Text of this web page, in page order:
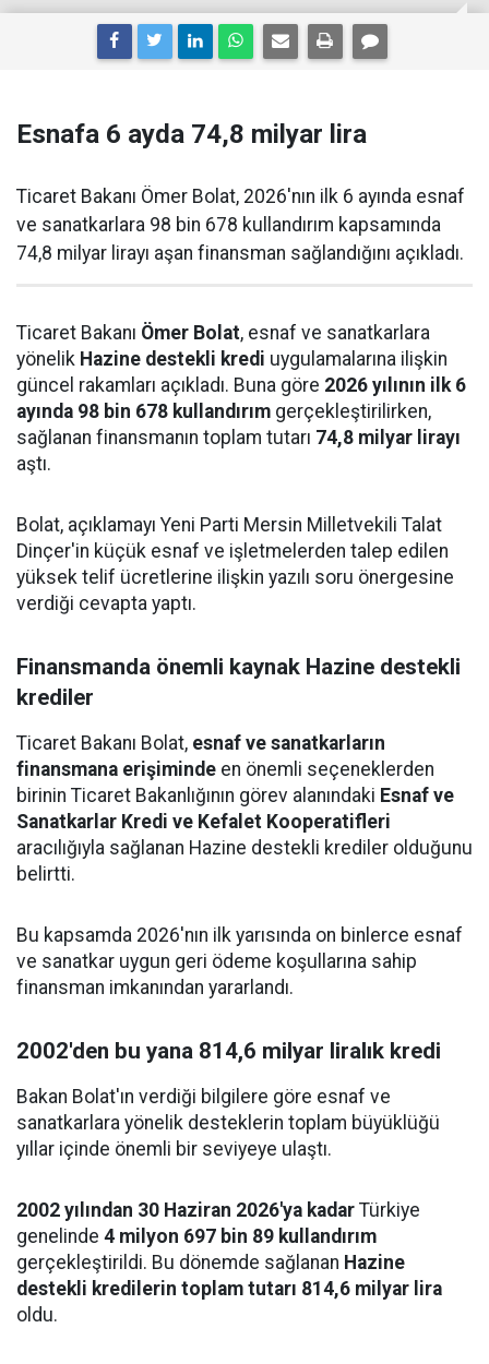
Esnafa 6 ayda 74,8 milyar lira
Ticaret Bakanı Ömer Bolat, 2026'nın ilk 6 ayında esnaf
ve sanatkarlara 98 bin 678 kullandırım kapsamında
74,8 milyar lirayı aşan finansman sağlandığını açıkladı.
Ticaret Bakanı Ömer Bolat, esnaf ve sanatkarlara
yönelik Hazine destekli kredi uygulamalarına ilişkin
güncel rakamları açıkladı. Buna göre 2026 yılının ilk 6
ayında 98 bin 678 kullandırım gerçekleştirilirken,
sağlanan finansmanın toplam tutarı 74,8 milyar lirayı
aştı.
Bolat, açıklamayı Yeni Parti Mersin Milletvekili Talat
Dinçer'in küçük esnaf ve işletmelerden talep edilen
yüksek telif ücretlerine ilişkin yazılı soru önergesine
verdiği cevapta yaptı.
Finansmanda önemli kaynak Hazine destekli
krediler
Ticaret Bakanı Bolat, esnaf ve sanatkarların
finansmana erişiminde en önemli seçeneklerden
birinin Ticaret Bakanlığının görev alanındaki Esnaf ve
Sanatkarlar Kredi ve Kefalet Kooperatifleri
aracılığıyla sağlanan Hazine destekli krediler olduğunu
belirtti.
Bu kapsamda 2026'nın ilk yarısında on binlerce esnaf
ve sanatkar uygun geri ödeme koşullarına sahip
finansman imkanından yararlandı.
2002'den bu yana 814,6 milyar liralık kredi
Bakan Bolat'ın verdiği bilgilere göre esnaf ve
sanatkarlara yönelik desteklerin toplam büyüklüğü
yıllar içinde önemli bir seviyeye ulaştı.
2002 yılından 30 Haziran 2026'ya kadar Türkiye
genelinde 4 milyon 697 bin 89 kullandırım
gerçekleştirildi. Bu dönemde sağlanan Hazine
destekli kredilerin toplam tutarı 814,6 milyar lira
oldu.